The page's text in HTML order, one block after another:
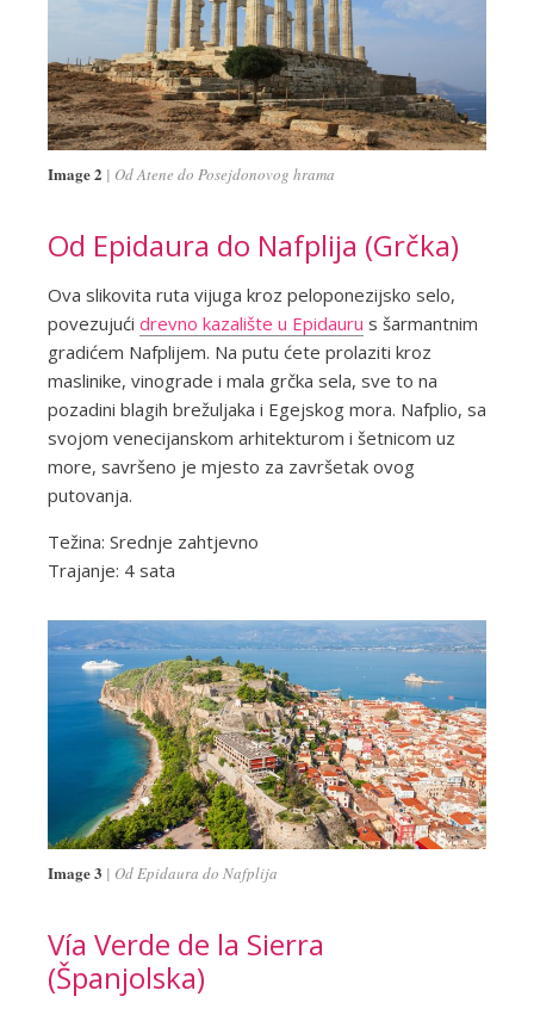
Image 2 Od Atene do Posejdonovog hrama
Od Epidaura do Nafplija (Grčka)
Ova slikovita ruta vijuga kroz peloponezijsko selo,
povezujući drevno kazalište u Epidauru s šarmantnim
gradićem Nafplijem. Na putu ćete prolaziti kroz
maslinike, vinograde i mala grčka sela, sve to na
pozadini blagih brežuljaka i Egejskog mora. Nafplio, sa
svojom venecijanskom arhitekturom i šetnicom uz
more, savršeno je mjesto za završetak ovog
putovanja.
Težina: Srednje zahtjevno
Trajanje: 4 sata
Image 3 Od Epidaura do Nafplija
Vía Verde de la Sierra
(Španjolska)